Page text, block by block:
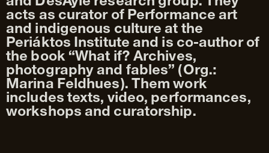
acts as curator of Performance art
and indigenous culture at the
Periáktos Institute and is co-author of
the book “What if? Archives,
photography and fables” (Org.:
Marina Feldhues). Them work
includes texts, video, performances,
workshops and curatorship.